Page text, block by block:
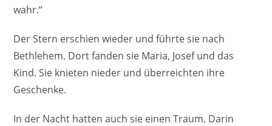
wahr.“
Der Stern erschien wieder und führte sie nach
Bethlehem. Dort fanden sie Maria, Josef und das
Kind. Sie knieten nieder und überreichten ihre
Geschenke.
In der Nacht hatten auch sie einen Traum. Darin